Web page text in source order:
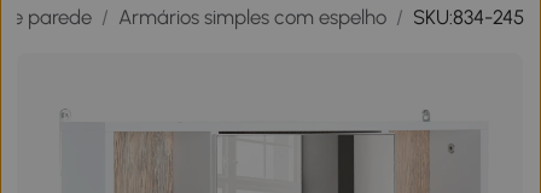
parede / Armários simples com espelho / SKU:834-245